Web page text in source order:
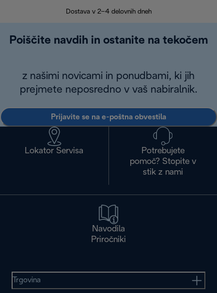
Dostava v 2–4 delovnih dneh
Poiščite navdih in ostanite na tekočem
z našimi novicami in ponudbami, ki jih
prejmete neposredno v vaš nabiralnik.
Prijavite se na e-poštna obvestila
Lokator Servisa
Potrebujete
pomoč? Stopite v
stik z nami
Navodila
Priročniki
Trgovina